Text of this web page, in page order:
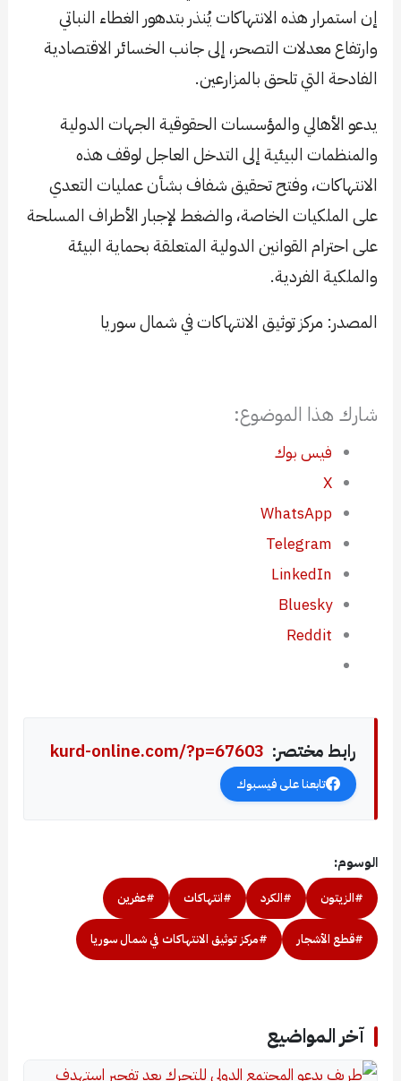
إن استمرار هذه الانتهاكات يُنذر بتدهور الغطاء النباتي
وارتفاع معدلات التصحر، إلى جانب الخسائر الاقتصادية
الفادحة التي تلحق بالمزارعين.
يدعو الأهالي والمؤسسات الحقوقية الجهات الدولية
والمنظمات البيئية إلى التدخل العاجل لوقف هذه
الانتهاكات، وفتح تحقيق شفاف بشأن عمليات التعدي
على الملكيات الخاصة، والضغط لإجبار الأطراف المسلحة
على احترام القوانين الدولية المتعلقة بحماية البيئة
والملكية الفردية.
​المصدر: مركز توثيق الانتهاكات في شمال سوريا
شارك هذا الموضوع:
فيس بوك
X
WhatsApp
Telegram
LinkedIn
Bluesky
Reddit
رابط مختصر: kurd-online.com/?p=67603
تابعنا على فيسبوك
الوسوم:
#الزيتون #الكرد #انتهاكات #عفرين
#قطع الأشجار #مركز توثيق الانتهاكات في شمال سوريا
آخر المواضيع